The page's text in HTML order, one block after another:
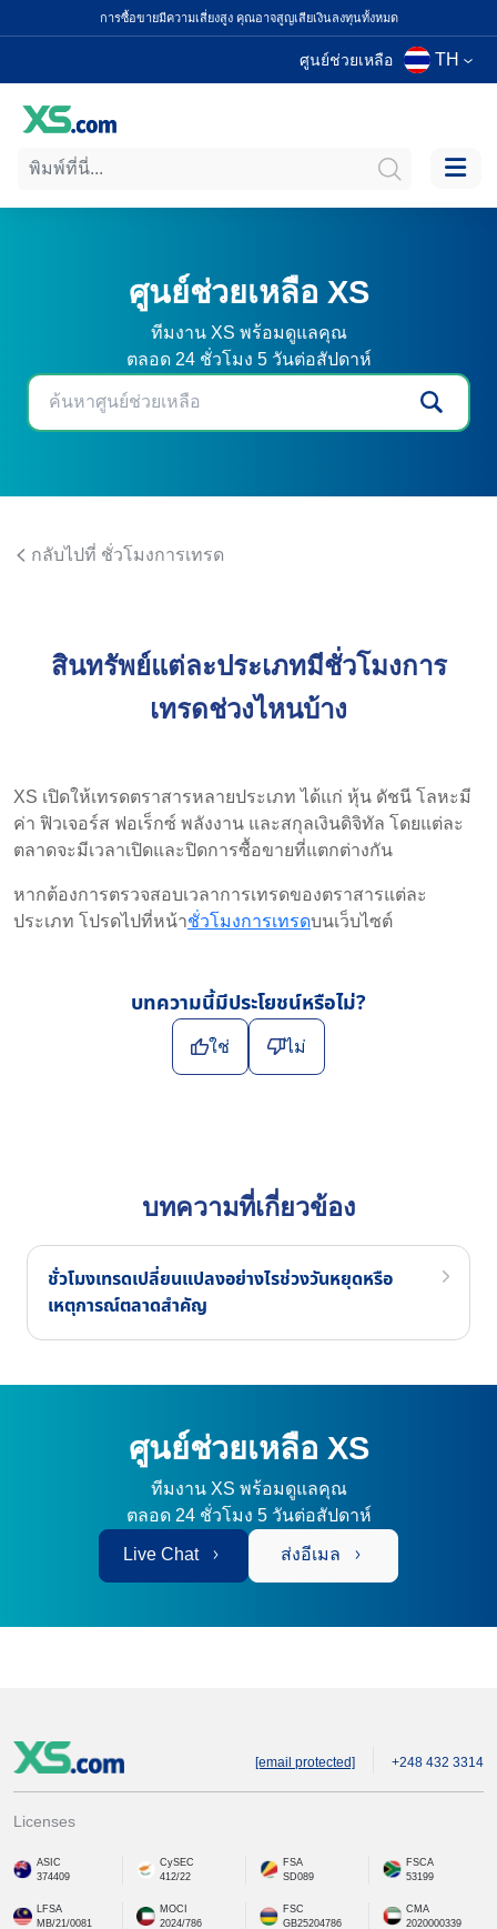
การซื้อขายมีความเสี่ยงสูง คุณอาจสูญเสียเงินลงทุนทั้งหมด
ศูนย์ช่วยเหลือ TH
ศูนย์ช่วยเหลือ XS
ทีมงาน XS พร้อมดูแลคุณ
ตลอด 24 ชั่วโมง 5 วันต่อสัปดาห์
กลับไปที่ ชั่วโมงการเทรด
สินทรัพย์แต่ละประเภทมีชั่วโมงการ
เทรดช่วงไหนบ้าง
XS เปิดให้เทรดตราสารหลายประเภท ได้แก่ หุ้น ดัชนี โลหะมี
ค่า ฟิวเจอร์ส ฟอเร็กซ์ พลังงาน และสกุลเงินดิจิทัล โดยแต่ละ
ตลาดจะมีเวลาเปิดและปิดการซื้อขายที่แตกต่างกัน
หากต้องการตรวจสอบเวลาการเทรดของตราสารแต่ละ
ประเภท โปรดไปที่หน้าชั่วโมงการเทรดบนเว็บไซต์
บทความนี้มีประโยชน์หรือไม่?
ใช่ ไม่
บทความที่เกี่ยวข้อง
ชั่วโมงเทรดเปลี่ยนแปลงอย่างไรช่วงวันหยุดหรือ
เหตุการณ์ตลาดสำคัญ
ศูนย์ช่วยเหลือ XS
ทีมงาน XS พร้อมดูแลคุณ
ตลอด 24 ชั่วโมง 5 วันต่อสัปดาห์
Live Chat ส่งอีเมล
[email protected] +248 432 3314
Licenses
ASIC
374409
CySEC
412/22
FSA
SD089
FSCA
53199
LFSA
MB/21/0081
MOCI
2024/786
FSC
GB25204786
CMA
2020000339